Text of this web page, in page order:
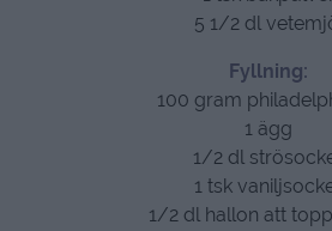
5 1/2 dl
Fyllning:
100 gram
1 ägg
1/2 dl
1 tsk
1/2 dl hallon att